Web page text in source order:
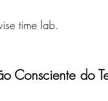
time lab.
Consciente do